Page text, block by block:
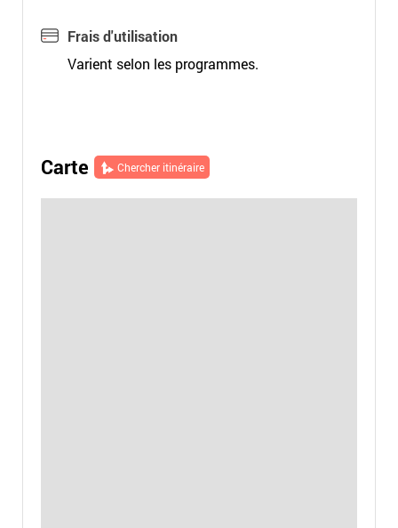
Frais d'utilisation
Varient selon les programmes.
Carte Chercher itinéraire